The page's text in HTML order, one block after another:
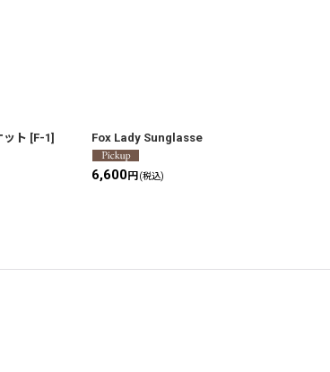
ット [F-1] Fox Lady Sunglasse
6,600円 (税込)